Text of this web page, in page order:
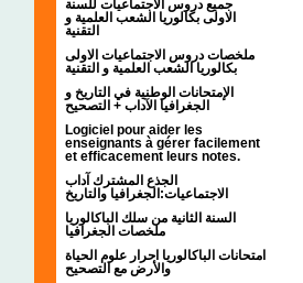
جميع دروس الاجتماعيات للسنة
الاولى بكالوريا الشعب العلمية و
التقنية
ملخصات دروس الاجتماعيات الاولى
بكالوريا الشعب العلمية و التقنية
الإمتحانات الوطنية في التاريخ و
الجغرافيا الآداب + التصحيح
Logiciel pour aider les
enseignants à gérer facilement
et efficacement leurs notes.
الجذع المشترك آداب
الاجتماعيات:الجغرافيا والتاريخ
السنة الثانية من سلك الباكالوريا
ملخصات الجغرافيا
امتحانات الباكالوريا احرار علوم الحياة
والأرض مع التصحيح